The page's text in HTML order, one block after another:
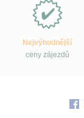
Slovensko.cz?
Nejvýhodnější
ceny zájezdů